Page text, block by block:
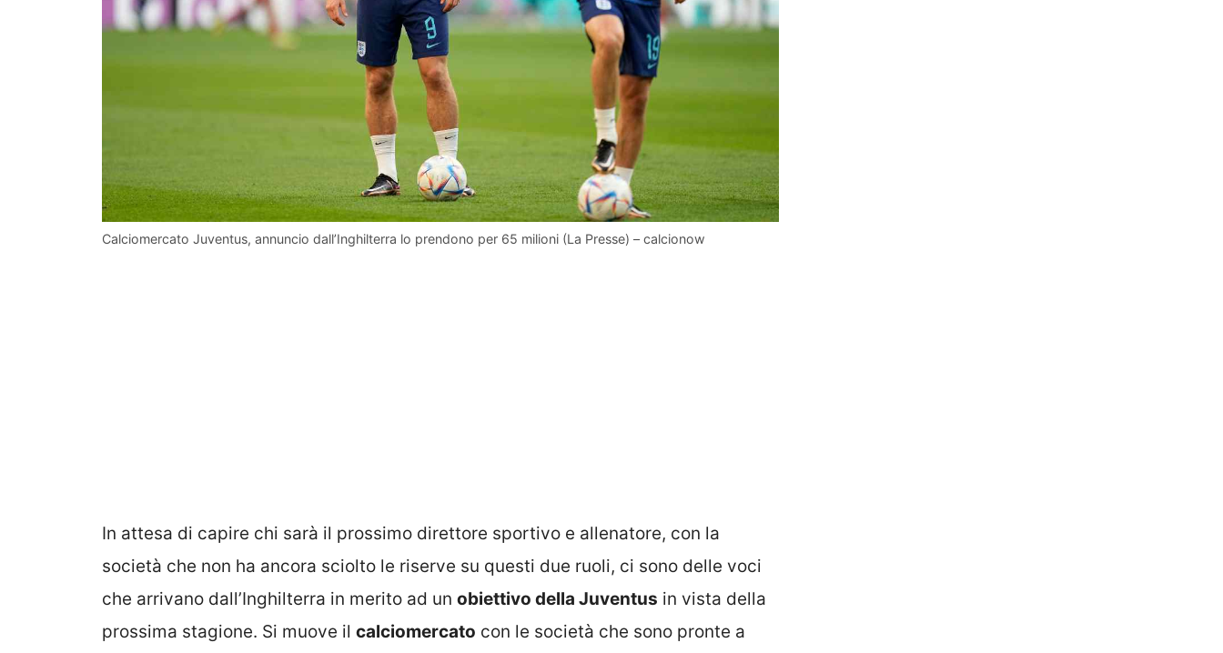
Calciomercato Juventus, annuncio dall’Inghilterra lo prendono per 65 milioni (La Presse) – calcionow
In attesa di capire chi sarà il prossimo direttore sportivo e allenatore, con la
società che non ha ancora sciolto le riserve su questi due ruoli, ci sono delle voci
che arrivano dall’Inghilterra in merito ad un obiettivo della Juventus in vista della
prossima stagione. Si muove il calciomercato con le società che sono pronte a